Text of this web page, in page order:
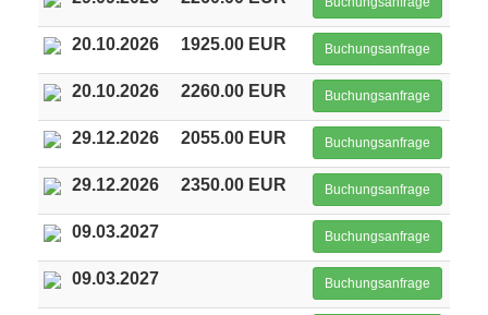
20.10.2026 1925.00 EUR Buchungsanfrage
20.10.2026 2260.00 EUR Buchungsanfrage
29.12.2026 2055.00 EUR Buchungsanfrage
29.12.2026 2350.00 EUR Buchungsanfrage
09.03.2027 Buchungsanfrage
09.03.2027 Buchungsanfrage